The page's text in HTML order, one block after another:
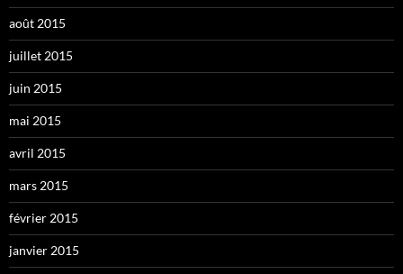
août 2015
juillet 2015
juin 2015
mai 2015
avril 2015
mars 2015
février 2015
janvier 2015